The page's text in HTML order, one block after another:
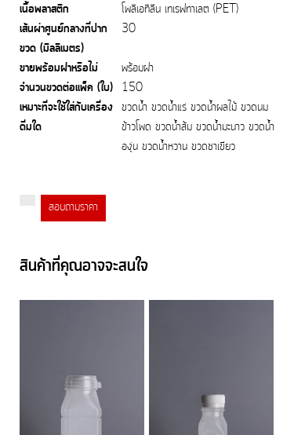
เนื้อพลาสติก โพลิเอทิลีน เทเรฟทาเลต (PET)
เส้นผ่าศูนย์กลางที่ปาก
ขวด (มิลลิเมตร)
30
ขายพร้อมฝาหรือไม่ พร้อมฝา
จำนวนขวดต่อแพ็ค (ใบ) 150
เหมาะที่จะใช้ใส่กับเครื่อง
ดื่มใด
ขวดน้ำ ขวดน้ำแร่ ขวดน้ำผลไม้ ขวดนม
ข้าวโพด ขวดน้ำส้ม ขวดน้ำมะนาว ขวดน้ำ
องุ่น ขวดน้ำหวาน ขวดชาเขียว
สอบถามราคา
สินค้าที่คุณอาจจะสนใจ